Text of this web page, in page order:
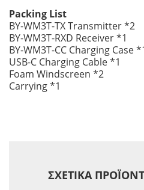
Packing List
BY-WM3T-TX Transmitter *2
BY-WM3T-RXD Receiver *1
BY-WM3T-CC Charging Case
USB-C Charging Cable *1
Foam Windscreen *2
Carrying *1
ΣΧΕΤΙΚΆ